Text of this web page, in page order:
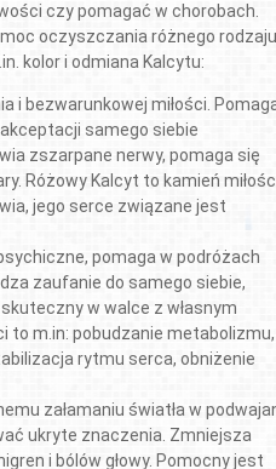
czy pomagać w chorobach.
oczyszczania różnego rodzaju
kolor i odmiana Kalcytu:
i bezwarunkowej miłości.
samego siebie
zszarpane nerwy, pomaga się
Różowy Kalcyt to kamień
jego serce związane jest
pomaga w podróżach
zaufanie do samego siebie,
w walce z własnym
to m.in: pobudzanie metabolizmu,
rytmu serca, obniżenie
załamaniu światła w
ukryte znaczenia. Zmniejsza
i bólów głowy. Pomocny jest